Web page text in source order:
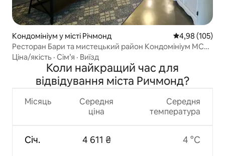
Кондомініум у місті Річмонд Середня
4,98 (105)
Ресторан Бари та мистецький район Кондомініум MCV
VCU
Ціна/якість · Сім’я · Виїзд
Коли найкращий час для
відвідування міста Ричмонд?
Місяць
Січ.
Середня
ціна
4 611 ₴
Середня
температура
4 °C